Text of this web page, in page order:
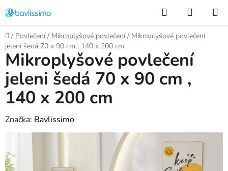
na
obsah
Hledat
KOŠÍK
Domů
/ Povlečení / Mikroplyšové povlečení / Mikroplyšové povlečení
jeleni šedá 70 x 90 cm , 140 x 200 cm
Mikroplyšové povlečení
jeleni šedá 70 x 90 cm ,
140 x 200 cm
Značka: Bavlissimo